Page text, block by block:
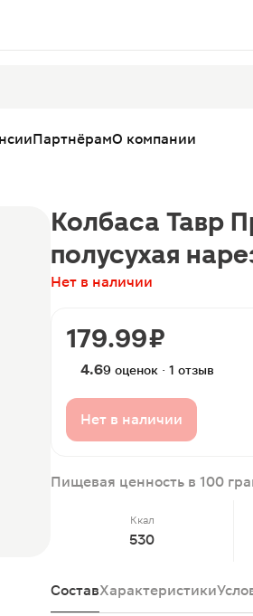
ПартнёрамО компании
Колбаса Тавр
полусухая
Нет в наличии
179.99 ₽
4.69 оценок · 1 отзыв
Нет в наличии
Пищевая ценность в 100
Ккал
530
СоставХарактеристики